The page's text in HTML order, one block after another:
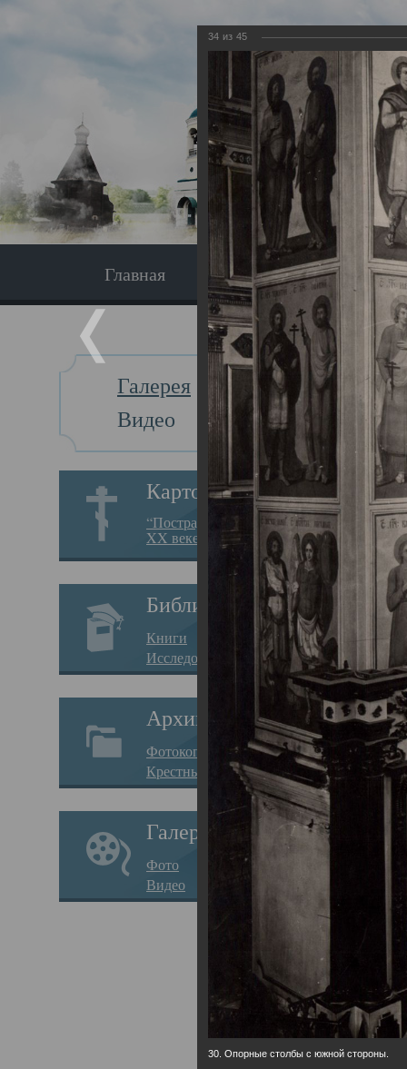
Главная Экскурсия
Галерея
Видео
Картотека
“Пострадавшие за веру в
XX веке на Севере”
Библиотека
Книги
Исследования
Архив
Фотокопии дел
Крестные ходы
Галерея
Фото
Видео
Главная
34 из 45
30. Опорные столбы с южной стороны.